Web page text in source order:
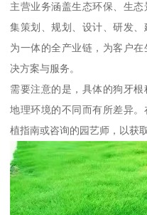
主营业务涵盖生态环保、生
集策划、规划、设计、研发
为一体的全产业链，为客户
决方案与服务。
需要注意的是，具体的狗牙
地理环境的不同而有所差异
植指南或咨询的园艺师，以获